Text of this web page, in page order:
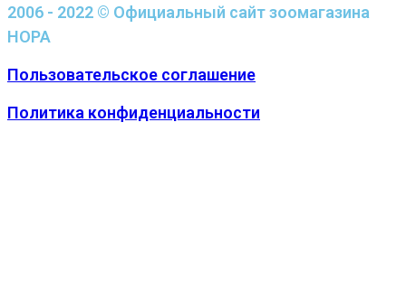
2006 - 2022 © Официальный сайт зоомагазина
НОРА
Пользовательское соглашение
Политика конфиденциальности